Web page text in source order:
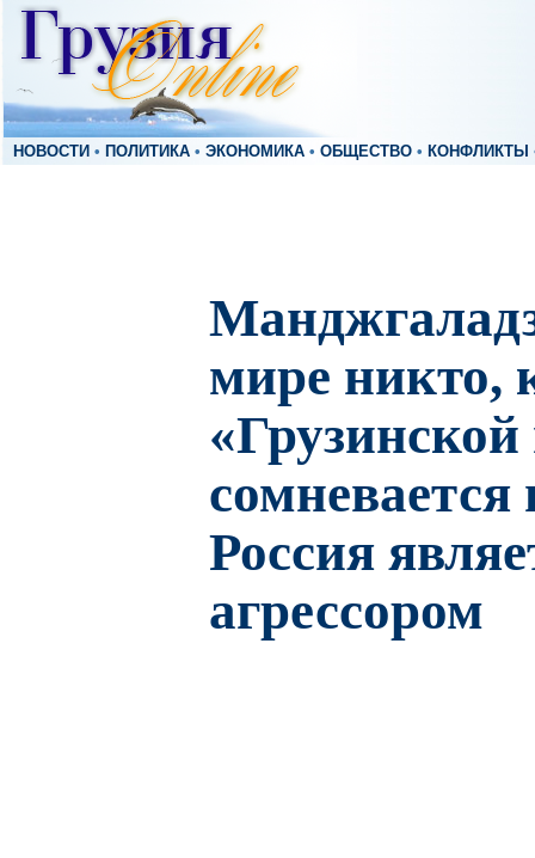
НОВОСТИ • ПОЛИТИКА • ЭКОНОМИКА • ОБЩЕСТВО • КОНФЛИКТЫ
мире никто,
сомневается
Россия
агрессором